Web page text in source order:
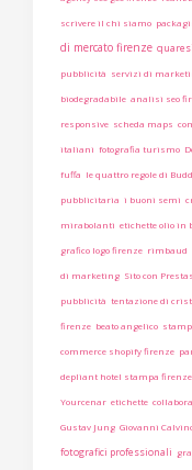
scrivere il chi siamo
di mercato firenze
pubblicità servizi di
biodegradabile analisi seo
responsive scheda maps
italiani fotografia turismo
fuffa le quattro regole di
pubblicitaria i buoni semi
mirabolanti etichette olio in
grafico logo firenze rimbaud
di marketing Sito con
pubblicità tentazione di
firenze beato angelico
commerce shopify firenze
depliant hotel stampa firenze
Yourcenar etichette
Gustav Jung Giovanni
fotografici professionali